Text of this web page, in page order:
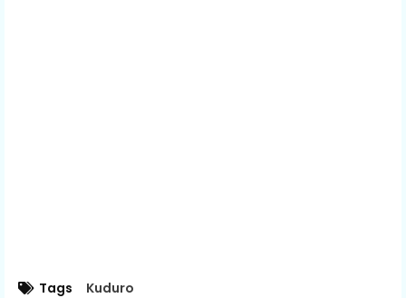
Tags Kuduro